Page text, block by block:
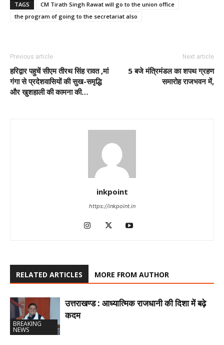
TAGS
CM Tirath Singh Rawat will go to the union office
the program of going to the secretariat also
Previous article
हरिद्वार पहुचें सीएम तीरथ सिंह रावत ,मां
गंगा से प्रदेशवासियों की सुख-समृद्धि
और खुशहाली की कामना की…
Next article
5 बजे मंत्रिमंडल का शपथ ग्रहण
समारोह राजभवन में,
inkpoint
https://inkpoint.in
RELATED ARTICLES MORE FROM AUTHOR
BREAKING
NEWS
उत्तराखण्ड : आध्यात्मिक राजधानी की दिशा में बढ़े
कदम